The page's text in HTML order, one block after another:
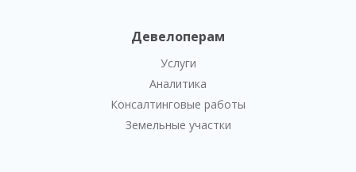
Девелоперам
Услуги
Аналитика
Консалтинговые работы
Земельные участки